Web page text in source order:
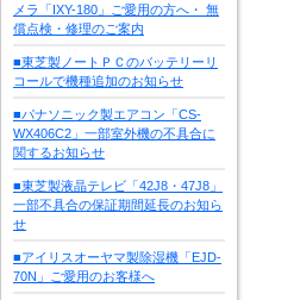
メラ「IXY-180」ご愛用の方へ・ 無
償点検・修理のご案内
■東芝製ノートＰＣのバッテリーリ
コールで機種追加のお知らせ
■パナソニック製エアコン「CS-
WX406C2」一部室外機の不具合に
関するお知らせ
■東芝製液晶テレビ「42J8・47J8」
一部不具合の保証期間延長のお知ら
せ
■アイリスオーヤマ製除湿機「EJD-
70N」ご愛用のお客様へ